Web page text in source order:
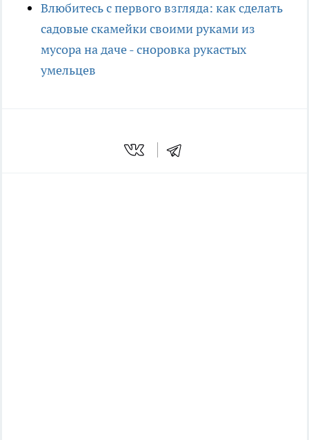
Влюбитесь с первого взгляда: как сделать
садовые скамейки своими руками из
мусора на даче - сноровка рукастых
умельцев